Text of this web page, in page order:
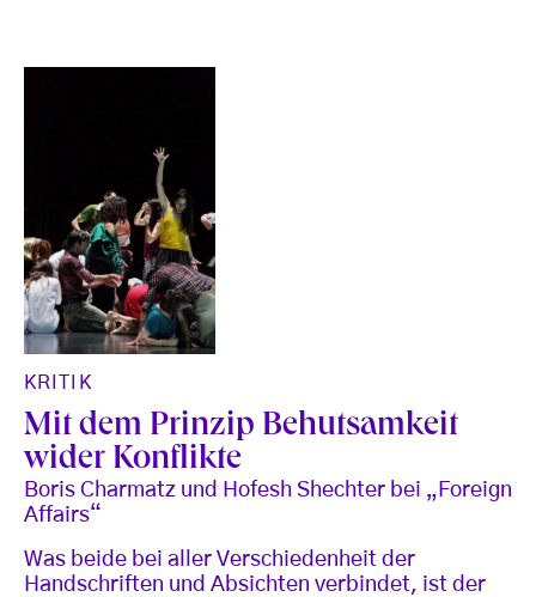
KRITIK
Mit dem Prinzip Behutsamkeit
wider Konflikte
Boris Charmatz und Hofesh Shechter bei „Foreign
Affairs“
Was beide bei aller Verschiedenheit der
Handschriften und Absichten verbindet, ist der